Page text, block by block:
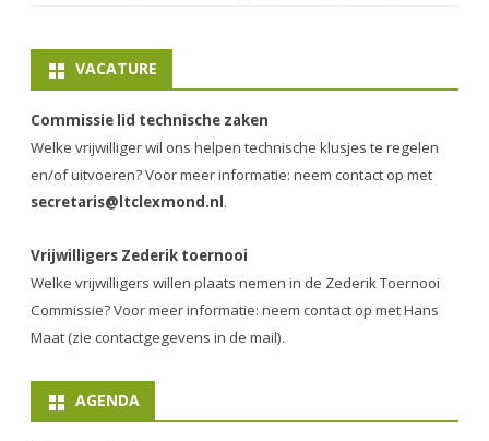
VACATURE
Commissie lid technische zaken
Welke vrijwilliger wil ons helpen technische klusjes te regelen
en/of uitvoeren? Voor meer informatie: neem contact op met
secretaris@ltclexmond.nl .
Vrijwilligers Zederik toernooi
Welke vrijwilligers willen plaats nemen in de Zederik Toernooi
Commissie? Voor meer informatie: neem contact op met Hans
Maat (zie contactgegevens in de mail).
AGENDA